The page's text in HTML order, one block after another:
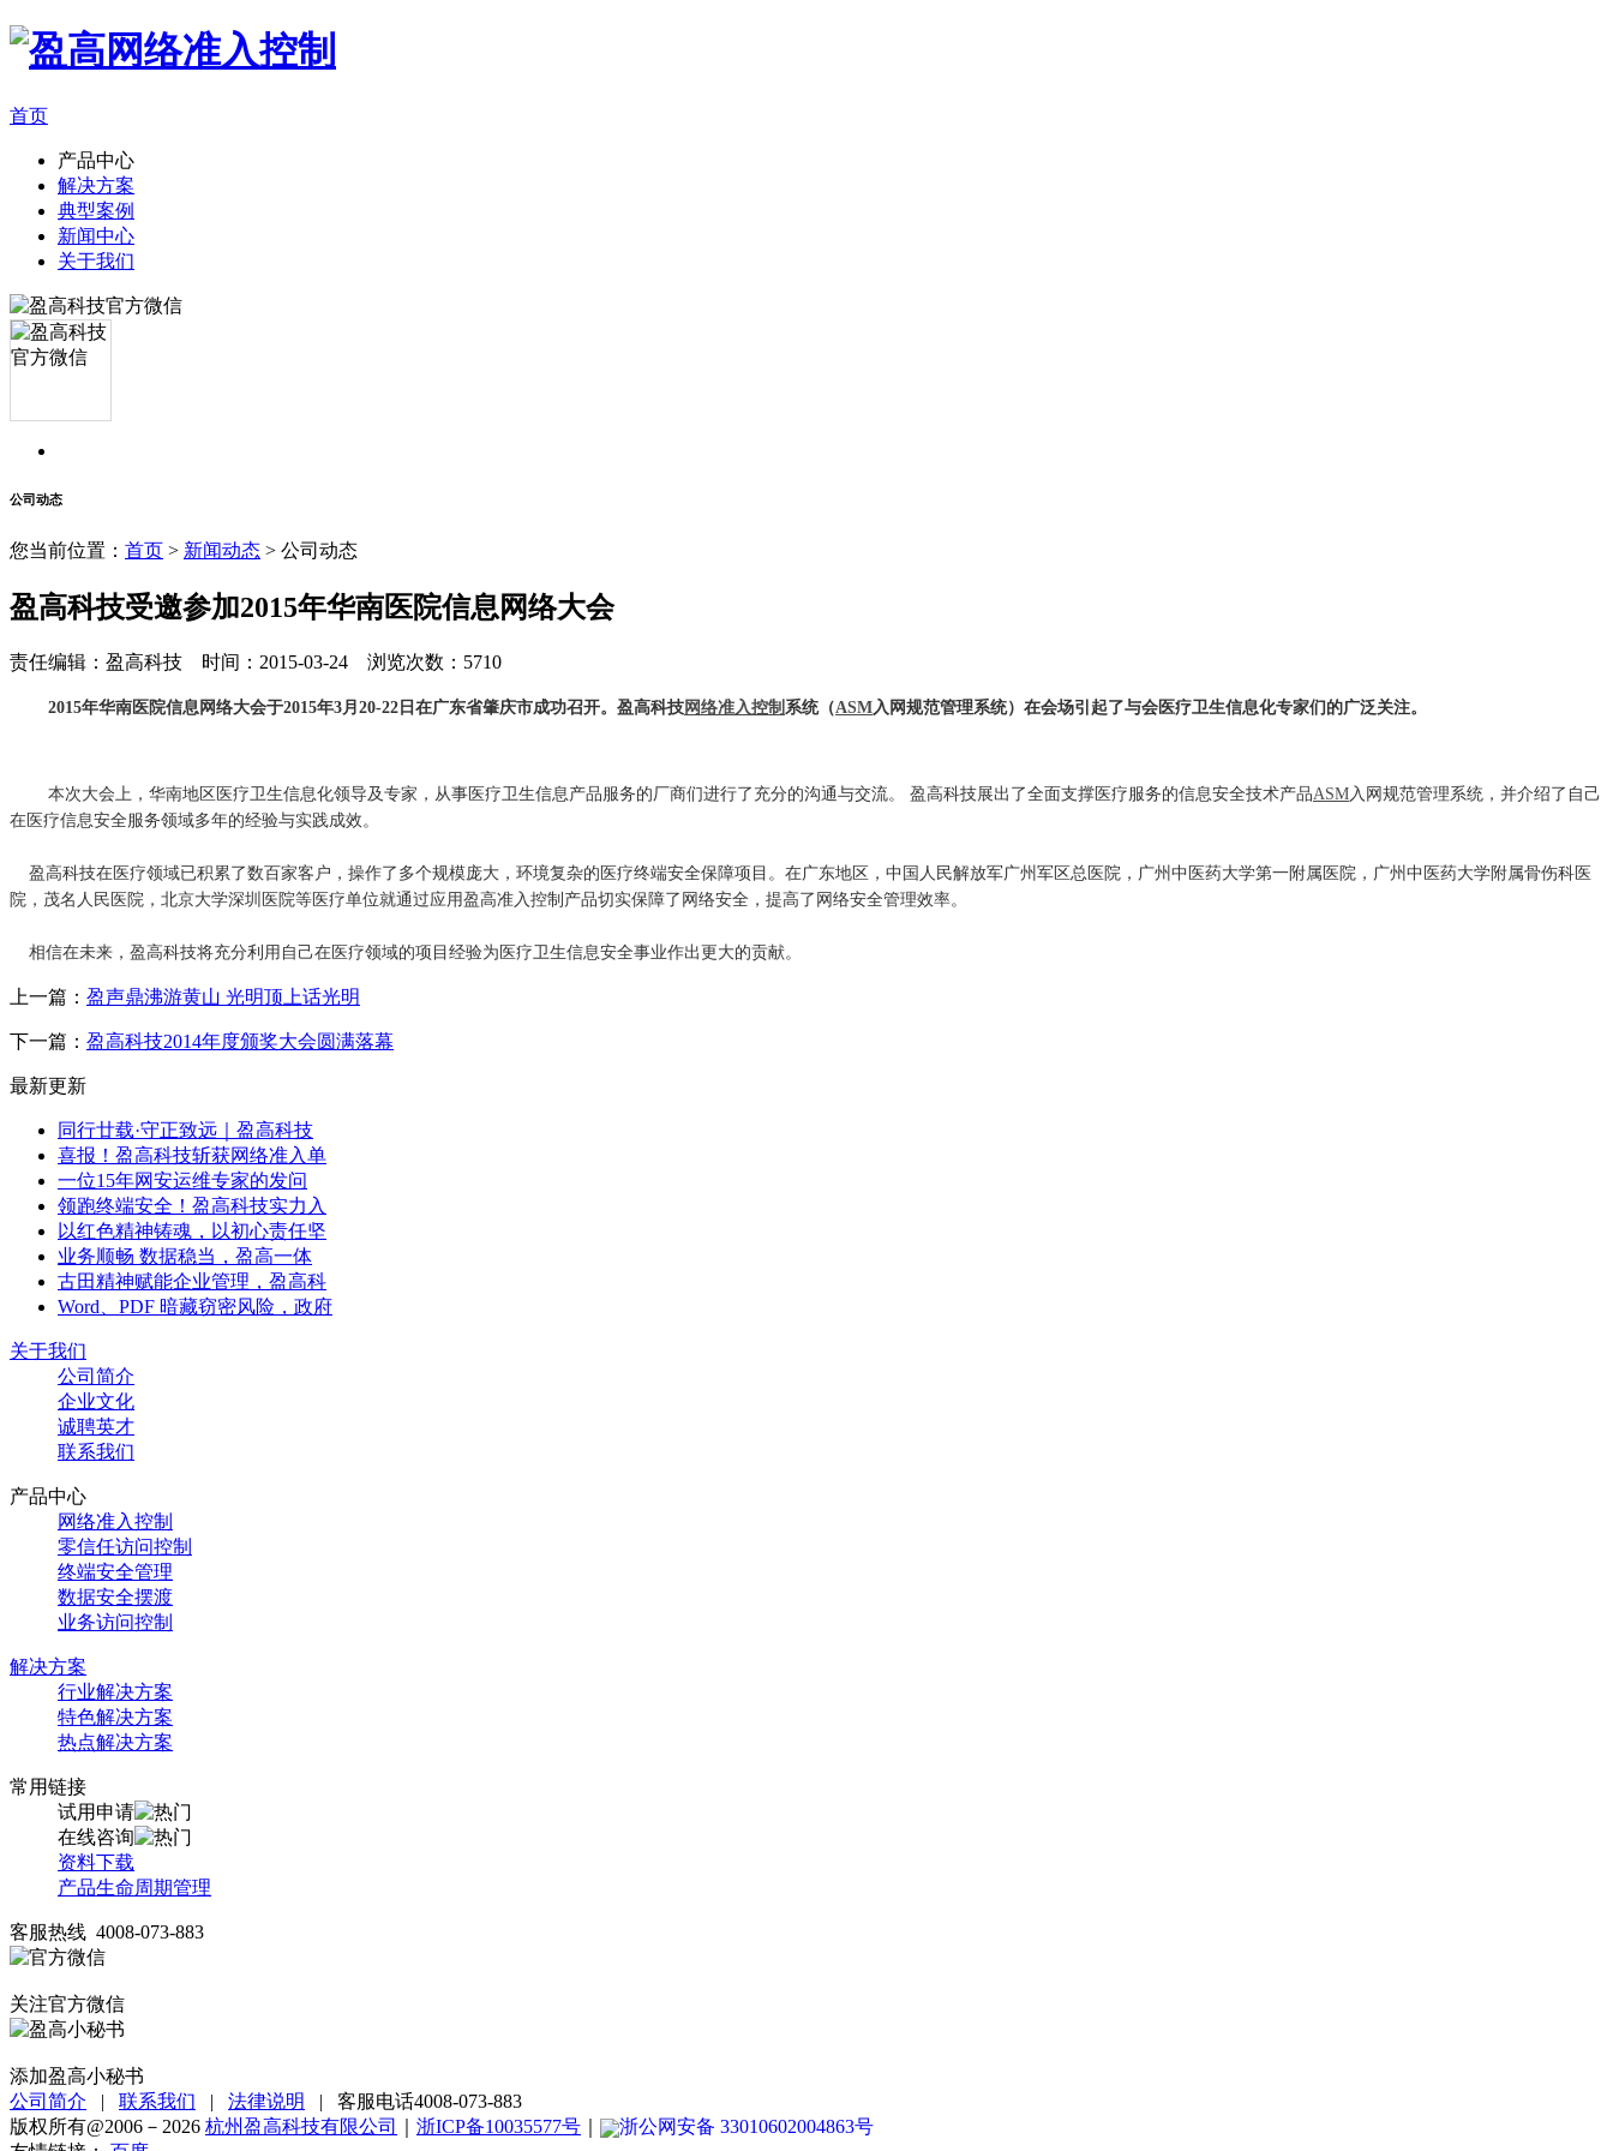
首页
产品中心
解决方案
典型案例
新闻中心
关于我们
公司动态
您当前位置： 首页 > 新闻动态 > 公司动态
盈高科技受邀参加2015年华南医院信息网络大会
责任编辑：盈高科技 时间：2015-03-24 浏览次数：5710
2015年华南医院信息网络大会于2015年3月20-22日在广东省肇庆市成功召开。盈高科技网络准入控制 系统（ASM 入网规范管理系统）在会场引起了与会医疗卫生信息化专家们的广泛关注。
本次大会上，华南地区医疗卫生信息化领导及专家，从事医疗卫生信息产品服务的厂商们进行了充分的沟通与交流。 盈高科技展出了全面支撑医疗服务的信息安全技术产品ASM 入网规范管理系统，并介绍了自己
在医疗信息安全服务领域多年的经验与实践成效。
盈高科技在医疗领域已积累了数百家客户，操作了多个规模庞大，环境复杂的医疗终端安全保障项目。在广东地区，中国人民解放军广州军区总医院，广州中医药大学第一附属医院，广州中医药大学附属骨伤科医
院，茂名人民医院，北京大学深圳医院等医疗单位就通过应用盈高准入控制产品切实保障了网络安全，提高了网络安全管理效率。
相信在未来，盈高科技将充分利用自己在医疗领域的项目经验为医疗卫生信息安全事业作出更大的贡献。
上一篇： 盈声鼎沸游黄山 光明顶上话光明
下一篇： 盈高科技2014年度颁奖大会圆满落幕
最新更新
同行廿载·守正致远｜盈高科技
喜报！盈高科技斩获网络准入单
一位15年网安运维专家的发问
领跑终端安全！盈高科技实力入
以红色精神铸魂，以初心责任坚
业务顺畅 数据稳当，盈高一体
古田精神赋能企业管理，盈高科
Word、PDF 暗藏窃密风险，政府
关于我们
公司简介
企业文化
诚聘英才
联系我们
产品中心
网络准入控制
零信任访问控制
终端安全管理
数据安全摆渡
业务访问控制
解决方案
行业解决方案
特色解决方案
热点解决方案
常用链接
试用申请
在线咨询
资料下载
产品生命周期管理
客服热线 4008-073-883
关注官方微信
添加盈高小秘书
公司简介 | 联系我们 | 法律说明 | 客服电话4008-073-883
版权所有@2006－2026 杭州盈高科技有限公司 浙ICP备10035577号
浙公网安备 33010602004863号